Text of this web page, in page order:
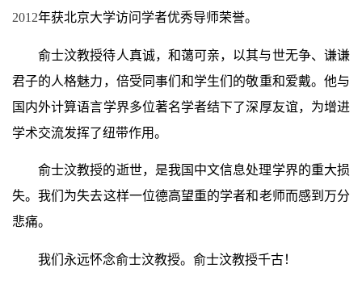
2012年获北京大学访问学者优秀导师荣誉。
俞士汶教授待人真诚，和蔼可亲，以其与世无争、谦谦
君子的人格魅力，倍受同事们和学生们的敬重和爱戴。他与
国内外计算语言学界多位著名学者结下了深厚友谊，为增进
学术交流发挥了纽带作用。
俞士汶教授的逝世，是我国中文信息处理学界的重大损
失。我们为失去这样一位德高望重的学者和老师而感到万分
悲痛。
我们永远怀念俞士汶教授。俞士汶教授千古！